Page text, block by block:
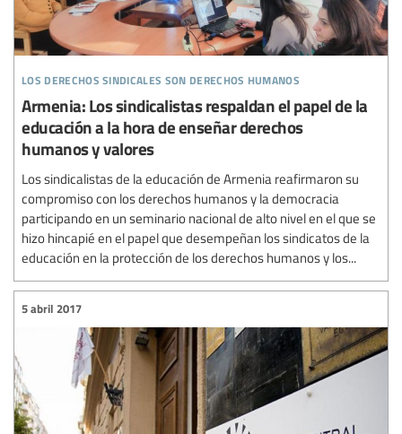
los derechos sindicales son derechos humanos
Armenia: Los sindicalistas respaldan el papel de la
educación a la hora de enseñar derechos
humanos y valores
Los sindicalistas de la educación de Armenia reafirmaron su
compromiso con los derechos humanos y la democracia
participando en un seminario nacional de alto nivel en el que se
hizo hincapié en el papel que desempeñan los sindicatos de la
educación en la protección de los derechos humanos y los...
5 abril 2017